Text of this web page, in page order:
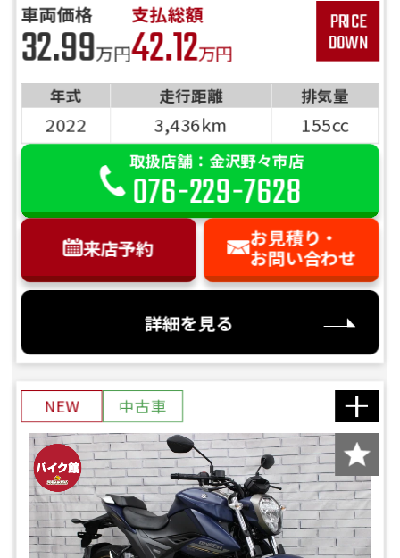
車両価格
32.99万円
支払総額
42.12万円
年式 走行距離 排気量
2022 3,436km 155cc
取扱店舗：金沢野々市店
076-229-7628
来店予約
お見積り・
お問い合わせ
詳細を見る
NEW 中古車